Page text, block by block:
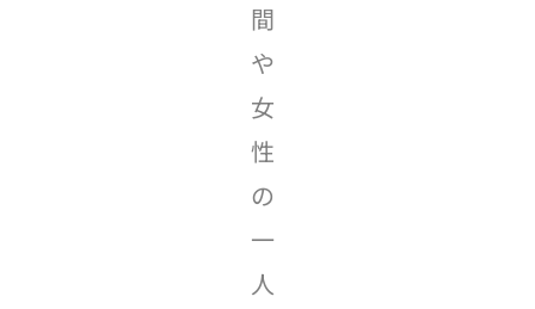
間
や
女
性
の
一
人